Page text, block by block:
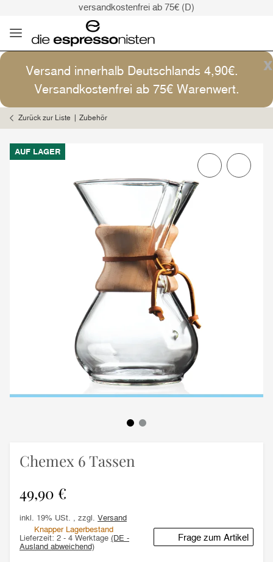
versandkostenfrei ab 75€ (D)
Versand: 4,90€ (D)
versandkostenfrei ab 75€ (D)
Kaffee ist Kunst
x
Versand innerhalb Deutschlands 4,90€.
Versandkostenfrei ab 75€ Warenwert.
Zurück zur Liste Zubehör
AUF LAGER
Chemex 6 Tassen
49,90 €
inkl. 19% USt. , zzgl. Versand
Knapper Lagerbestand
Lieferzeit: 2 - 4 Werktage (DE -
Ausland abweichend)
Frage zum Artikel